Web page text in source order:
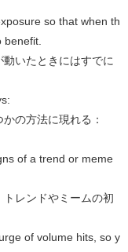
so that when th
いたときにはすでに
の方法に現れる：
of a trend or meme
レンドやミームの初
of volume hits, so y